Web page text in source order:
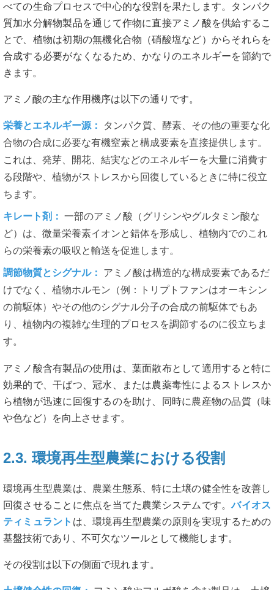
べての生命プロセスで中心的な役割を果たします。タンパク
質加水分解物製品を通じて作物に直接アミノ酸を供給するこ
とで、植物は初期の無機化合物（硝酸塩など）からそれらを
合成する必要がなくなるため、かなりのエネルギーを節約で
きます。
アミノ酸の主な作用機序は以下の通りです。
栄養とエネルギー源：
タンパク質、酵素、その他の重要な化
合物の合成に必要な有機窒素と構成要素を直接提供します。
これは、発芽、開花、結実などのエネルギーを大量に消費す
る段階や、植物がストレスから回復しているときに特に役立
ちます。
キレート剤： 一部のアミノ酸（グリシンやグルタミン酸な
ど）は、微量栄養素イオンと錯体を形成し、植物内でのこれ
らの栄養素の吸収と輸送を促進します。
調節物質とシグナル：
アミノ酸は構造的な構成要素であるだ
けでなく、植物ホルモン（例：トリプトファンはオーキシン
の前駆体）やその他のシグナル分子の合成の前駆体でもあ
り、植物内の複雑な生理的プロセスを調節するのに役立ちま
す。
アミノ酸含有製品の使用は、葉面散布として適用すると特に
効果的で、干ばつ、冠水、または農薬毒性によるストレスか
ら植物が迅速に回復するのを助け、同時に農産物の品質（味
や色など）を向上させます。
2.3. 環境再生型農業における役割
環境再生型農業は、農業生態系、特に土壌の健全性を改善し
回復させることに焦点を当てた農業システムです。バイオス
ティミュラント は、環境再生型農業の原則を実現するための
基盤技術であり、不可欠なツールとして機能します。
その役割は以下の側面で現れます。